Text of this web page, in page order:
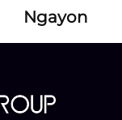
Ngayon